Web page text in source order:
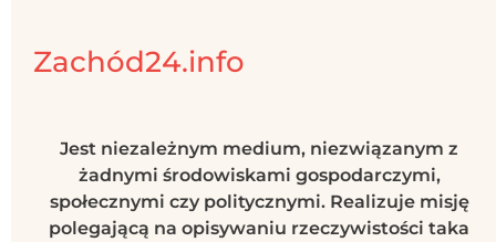
Zachód24.info
Jest niezależnym medium, niezwiązanym z
żadnymi środowiskami gospodarczymi,
społecznymi czy politycznymi. Realizuje misję
polegającą na opisywaniu rzeczywistości taka